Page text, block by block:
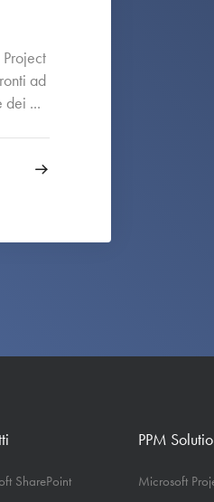
ad
dei ...
SharePoint
PPM
Microsoft